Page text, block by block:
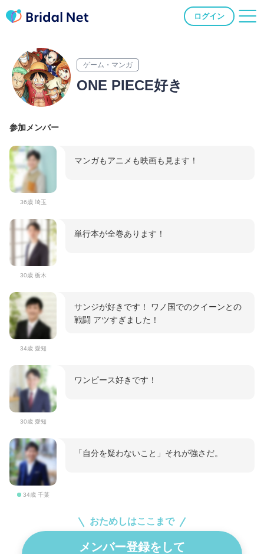
ログイン
ゲーム・マンガ
ONE PIECE好き
参加メンバー
36歳 埼玉
マンガもアニメも映画も見ます！
30歳 栃木
単行本が全巻あります！
34歳 愛知
サンジが好きです！ ワノ国でのクイーンとの
戦闘 アツすぎました！
30歳 愛知
ワンピース好きです！
34歳 千葉
「自分を疑わないこと」それが強さだ。
おためしはここまで
メンバー登録をして